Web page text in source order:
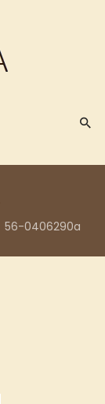
56-0406290a